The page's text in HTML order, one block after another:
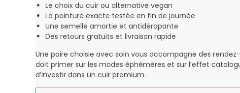
Le choix du cuir ou alternative vegan
La pointure exacte testée en fin de journée
Une semelle amortie et antidérapante
Des retours gratuits et livraison rapide
Une paire choisie avec soin vous accompagne des
doit primer sur les modes éphémères et sur l’effet
d’investir dans un cuir premium.